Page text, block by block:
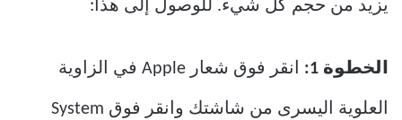
يزيد من حجم كل شيء. للوصول إلى هذا:
الخطوة 1: انقر فوق شعار Apple في الزاوية
العلوية اليسرى من شاشتك وانقر فوق System